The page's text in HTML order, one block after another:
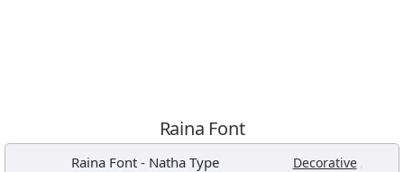
Raina Font
Raina Font- Natha Type Decorative ,